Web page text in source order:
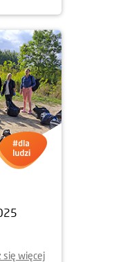
się więcej